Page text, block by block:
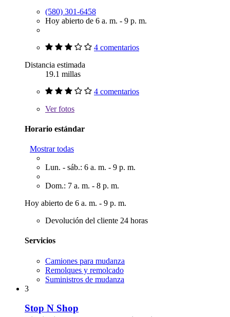
(580) 301-6458
Hoy abierto de 6 a. m. - 9 p. m.
4 comentarios
Distancia estimada
19.1 millas
4 comentarios
Verfotos
Horario estándar
Mostrar todas
Lun. - sáb.: 6 a. m. - 9 p. m.
Dom.: 7 a. m. - 8 p. m.
Hoy abierto de 6 a. m. - 9 p. m.
Devolución del cliente 24 horas
Servicios
Camiones para mudanza
Remolques y remolcado
Suministros de mudanza
3
Stop N Shop